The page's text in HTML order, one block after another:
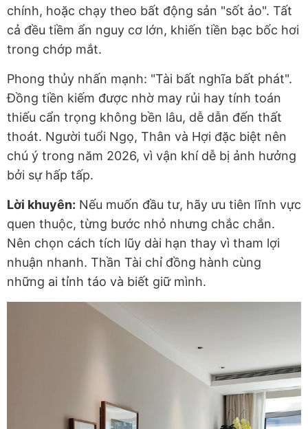
chính, hoặc chạy theo bất động sản "sốt ảo". Tất
cả đều tiềm ẩn nguy cơ lớn, khiến tiền bạc bốc hơi
trong chớp mắt.
Phong thủy nhấn mạnh: "Tài bất nghĩa bất phát".
Đồng tiền kiếm được nhờ may rủi hay tính toán
thiếu cẩn trọng không bền lâu, dễ dẫn đến thất
thoát. Người tuổi Ngọ, Thân và Hợi đặc biệt nên
chú ý trong năm 2026, vì vận khí dễ bị ảnh hưởng
bởi sự hấp tấp.
Lời khuyên: Nếu muốn đầu tư, hãy ưu tiên lĩnh vực
quen thuộc, từng bước nhỏ nhưng chắc chắn.
Nên chọn cách tích lũy dài hạn thay vì tham lợi
nhuận nhanh. Thần Tài chỉ đồng hành cùng
những ai tỉnh táo và biết giữ mình.